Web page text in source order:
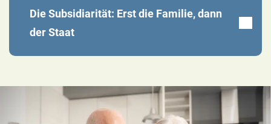
die Kinder prüft, dürfen die Eltern einen kleinen
Teil ihres Ersparten behalten.
Dieser Schonbetrag dient als „eiserne Reserve“:
Ehepaare/Partner:20.000 €
Die Subsidiarität: Erst die Familie, dann
der Staat
rechtlich vor dem Staat: Erst wenn das
Eigenvermögen der Eltern und die Beiträge
leistungsfähiger Kinder nicht ausreichen, springt